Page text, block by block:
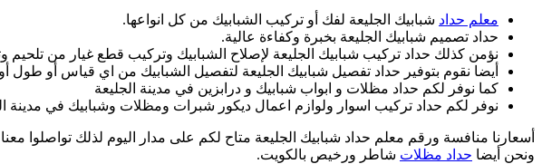
معلم حداد شبابيك الجليعة لفك أو تركيب الشبابيك من كل انواعها.
حداد تصميم شبابيك الجليعة بخبرة وكفاءة عالية.
نؤمن كذلك حداد تركيب شبابيك الجليعة لإصلاح الشبابيك وتركيب قطع غيار من
أيضا نقوم بتوفير حداد تفصيل شبابيك الجليعة لتفصيل الشبابيك من اي قياس أو طول
كما نوفر لكم حداد مظلات و ابواب شبابيك و درابزين في مدينة الجليعة
نوفر لكم حداد تركيب اسوار ولوازم اعمال ديكور شبرات ومظلات وشبابيك في مدينة
أسعارنا منافسة ورقم معلم حداد شبابيك الجليعة متاح لكم على مدار اليوم لذلك تواصلوا
ونحن أيضا حداد مظلات شاطر ورخيص بالكويت.